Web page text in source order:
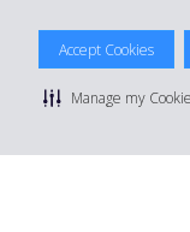
Accept Cookies
Manage my
© 2026 The
Politique de
Conditions de location
Gérer mes cookies